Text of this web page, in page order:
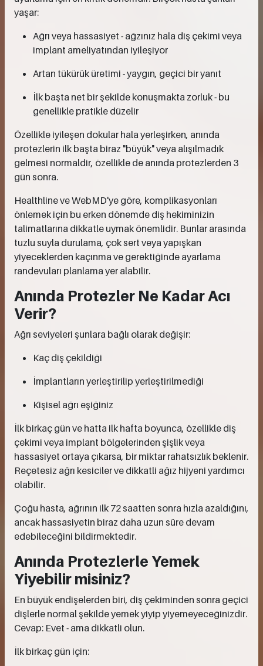
yaşar:
Ağrı veya hassasiyet - ağzınız hala diş çekimi veya
implant ameliyatından iyileşiyor
Artan tükürük üretimi - yaygın, geçici bir yanıt
İlk başta net bir şekilde konuşmakta zorluk - bu
genellikle pratikle düzelir
Özellikle iyileşen dokular hala yerleşirken, anında
protezlerin ilk başta biraz "büyük" veya alışılmadık
gelmesi normaldir, özellikle de anında protezlerden 3
gün sonra.
Healthline ve WebMD'ye göre, komplikasyonları
önlemek için bu erken dönemde diş hekiminizin
talimatlarına dikkatle uymak önemlidir. Bunlar arasında
tuzlu suyla durulama, çok sert veya yapışkan
yiyeceklerden kaçınma ve gerektiğinde ayarlama
randevuları planlama yer alabilir.
Anında Protezler Ne Kadar Acı
Verir?
Ağrı seviyeleri şunlara bağlı olarak değişir:
Kaç diş çekildiği
İmplantların yerleştirilip yerleştirilmediği
Kişisel ağrı eşiğiniz
İlk birkaç gün ve hatta ilk hafta boyunca, özellikle diş
çekimi veya implant bölgelerinden şişlik veya
hassasiyet ortaya çıkarsa, bir miktar rahatsızlık beklenir.
Reçetesiz ağrı kesiciler ve dikkatli ağız hijyeni yardımcı
olabilir.
Çoğu hasta, ağrının ilk 72 saatten sonra hızla azaldığını,
ancak hassasiyetin biraz daha uzun süre devam
edebileceğini bildirmektedir.
Anında Protezlerle Yemek
Yiyebilir misiniz?
En büyük endişelerden biri, diş çekiminden sonra geçici
dişlerle normal şekilde yemek yiyip yiyemeyeceğinizdir.
Cevap: Evet - ama dikkatli olun.
İlk birkaç gün için: